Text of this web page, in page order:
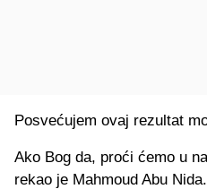
Posvećujem ovaj rezultat
Ako Bog da, proći ćemo u
rekao je Mahmoud Abu Nida.